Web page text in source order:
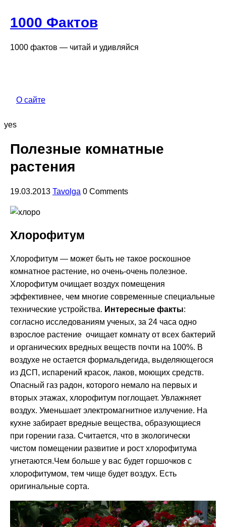
1000 Фактов
1000 фактов — читай и удивляйся
О сайте
yes
Полезные комнатные
растения
19.03.2013 Tavolga 0 Comments
Хлорофитум
Хлорофитум — может быть не такое роскошное
комнатное растение, но очень-очень полезное.
Хлорофитум очищает воздух помещения
эффективнее, чем многие современные специальные
технические устройства. Интересные факты:
согласно исследованиям ученых, за 24 часа одно
взрослое растение очищает комнату от всех бактерий
и органических вредных веществ почти на 100%. В
воздухе не остается формальдегида, выделяющегося
из ДСП, испарений красок, лаков, моющих средств.
Опасный газ радон, которого немало на первых и
вторых этажах, хлорофитум поглощает. Увлажняет
воздух. Уменьшает электромагнитное излучение. На
кухне забирает вредные вещества, образующиеся
при горении газа. Считается, что в зкологически
чистом помещении развитие и рост хлорофитума
угнетаются.Чем больше у вас будет горшочков с
хлорофитумом, тем чище будет воздух. Есть
оригинальные сорта.